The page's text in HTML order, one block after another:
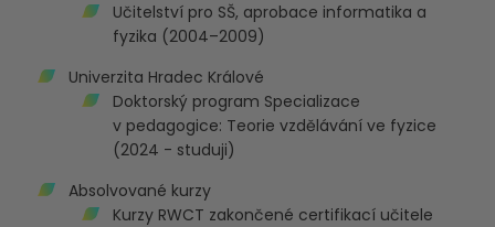
Učitelství pro SŠ, aprobace informatika a
fyzika (2004–2009)
Univerzita Hradec Králové
Doktorský program Specializace
v pedagogice: Teorie vzdělávání ve fyzice
(2024 - studuji)
Absolvované kurzy
Kurzy RWCT zakončené certifikací učitele